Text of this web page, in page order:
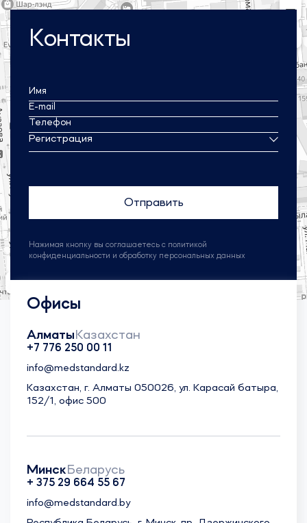
Контакты
Имя
E-mail
Телефон
Регистрация
Нажимая кнопку вы соглашаетесь с политикой
конфиденциальности и обработку персональных данных
Офисы
АлматыКазахстан
+7 776 250 00 11
info@medstandard.kz
Казахстан, г. Алматы 050026, ул. Карасай батыра,
152/1, офис 500
МинскБеларусь
+ 375 29 664 55 67
info@medstandard.by